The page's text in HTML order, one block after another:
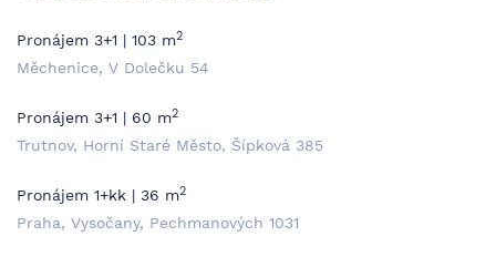
Pronájem 3+1 | 103 m2
Měchenice, V Dolečku 54
Pronájem 3+1 | 60 m2
Trutnov, Horní Staré Město, Šípková 385
Pronájem 1+kk | 36 m2
Praha, Vysočany, Pechmanových 1031